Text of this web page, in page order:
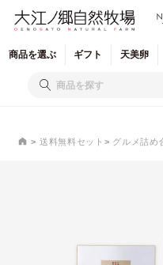
商品を選ぶ ギフト 天美卵
送料無料セット グルメ詰め